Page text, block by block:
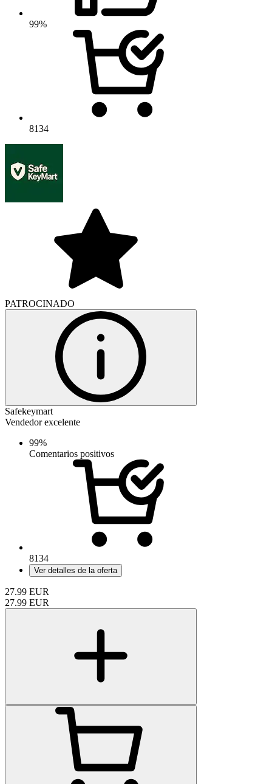
99%
8134
PATROCINADO
Safekeymart
Vendedor excelente
99%
Comentarios positivos
8134
Ver detalles de la oferta
27.99 EUR
27.99 EUR